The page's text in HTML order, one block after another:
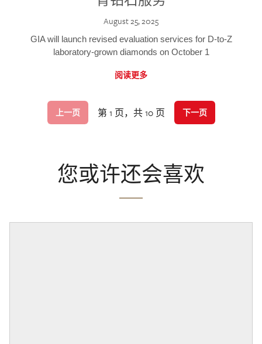
August 25, 2025
GIA will launch revised evaluation services for D-to-Z
laboratory-grown diamonds on October 1
阅读更多
上一页 第 1 页，共 10 页 下一页
您或许还会喜欢